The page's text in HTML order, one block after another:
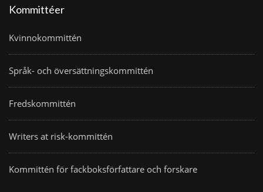
Kommittéer
Kvinnokommittén
Språk- och översättningskommittén
Fredskommittén
Writers at risk-kommittén
Kommittén för fackboksförfattare och forskare